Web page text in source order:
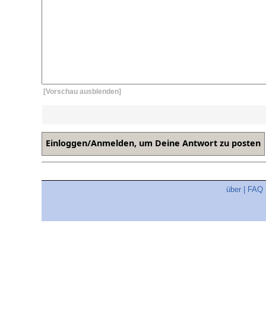
[Vorschau ausblenden]
über FAQ